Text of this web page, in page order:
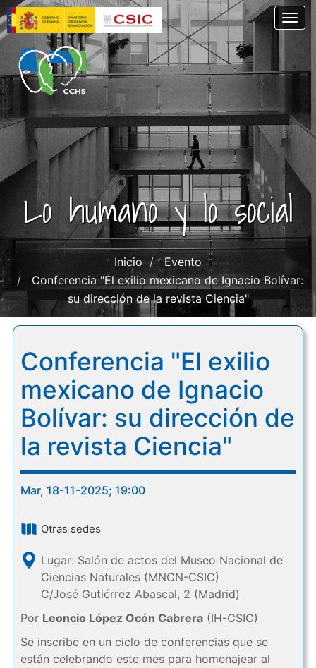
Pasar
al
contenido
principal
Lo humano y lo social
Inicio
Evento
Conferencia "El exilio mexicano de Ignacio Bolívar:
su dirección de la revista Ciencia"
Conferencia "El exilio
mexicano de Ignacio
Bolívar: su dirección de
la revista Ciencia"
Mar, 18-11-2025; 19:00
Otras sedes
Lugar: Salón de actos del Museo Nacional de
Ciencias Naturales (MNCN-CSIC)
C/José Gutiérrez Abascal, 2 (Madrid)
Por Leoncio López Ocón Cabrera(IH-CSIC)
Se inscribe en un ciclo de conferencias que se
están celebrando este mes para homenajear al